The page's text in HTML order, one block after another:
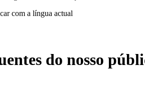
com a língua actual
do nosso